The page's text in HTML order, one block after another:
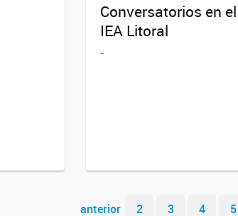
Conversatorios en el
IEA Litoral
-
anterior 2 3 4 5